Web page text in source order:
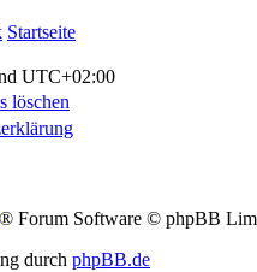
Startseite
UTC+02:00
löschen
® Forum Software © phpBB
durch phpBB.de